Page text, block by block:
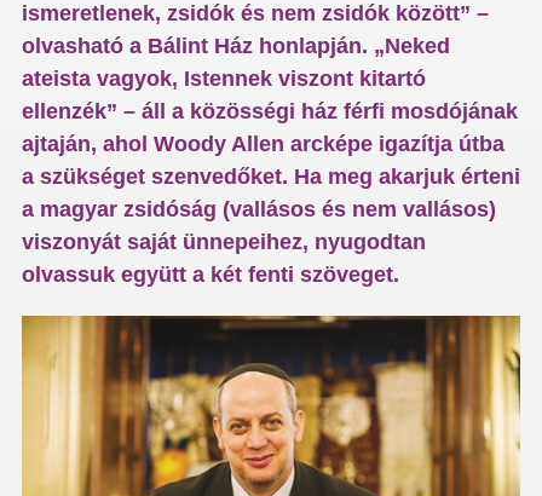
ismeretlenek, zsidók és nem zsidók között” –
olvasható a Bálint Ház honlapján. „Neked
ateista vagyok, Istennek viszont kitartó
ellenzék” – áll a közösségi ház férfi mosdójának
ajtaján, ahol Woody Allen arcképe igazítja útba
a szükséget szenvedőket. Ha meg akarjuk érteni
a magyar zsidóság (vallásos és nem vallásos)
viszonyát saját ünnepeihez, nyugodtan
olvassuk együtt a két fenti szöveget.